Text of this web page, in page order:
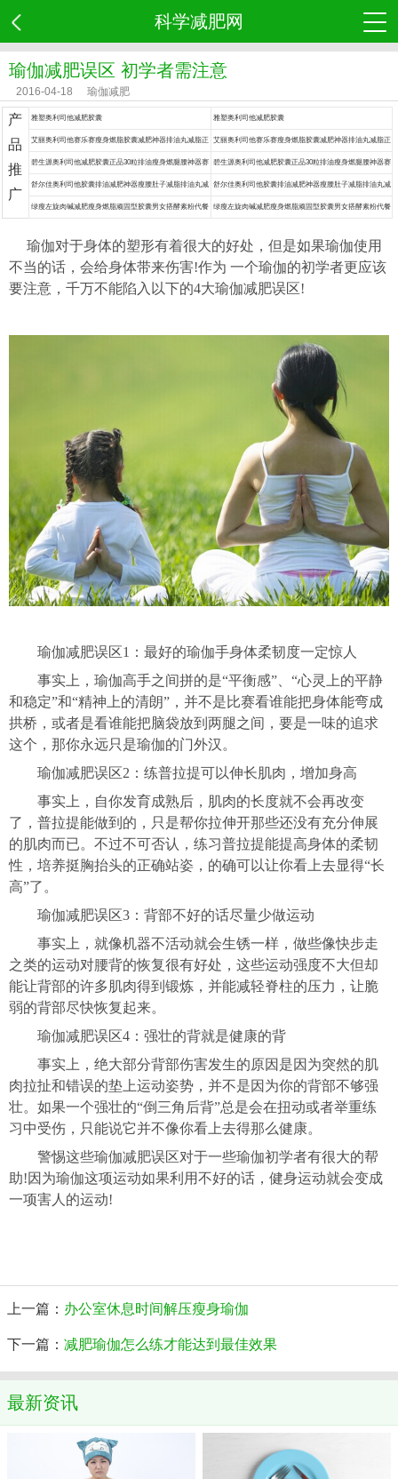
科学减肥网
瑜伽减肥误区 初学者需注意
2016-04-18 瑜伽减肥
产
品
推
广
雅塑奥利司他减肥胶囊 雅塑奥利司他减肥胶囊
艾丽奥利司他赛乐赛瘦身燃脂胶囊减肥神器排油丸减脂正
品药
艾丽奥利司他赛乐赛瘦身燃脂胶囊减肥神器排油丸减脂正
品药
碧生源奥利司他减肥胶囊正品30粒排油瘦身燃腿腰神器赛
乐赛丸脂药
碧生源奥利司他减肥胶囊正品30粒排油瘦身燃腿腰神器赛
乐赛丸脂药
舒尔佳奥利司他胶囊排油减肥神器瘦腰肚子减脂排油丸减
肥药
舒尔佳奥利司他胶囊排油减肥神器瘦腰肚子减脂排油丸减
肥药
绿瘦左旋肉碱减肥瘦身燃脂顽固型胶囊男女搭酵素粉代餐 绿瘦左旋肉碱减肥瘦身燃脂顽固型胶囊男女搭酵素粉代餐
瑜伽对于身体的塑形有着很大的好处，但是如果瑜伽使用
不当的话，会给身体带来伤害!作为 一个瑜伽的初学者更应该
要注意，千万不能陷入以下的4大瑜伽减肥误区!
瑜伽减肥误区1：最好的瑜伽手身体柔韧度一定惊人
事实上，瑜伽高手之间拼的是“平衡感”、“心灵上的平静
和稳定”和“精神上的清朗”，并不是比赛看谁能把身体能弯成
拱桥，或者是看谁能把脑袋放到两腿之间，要是一味的追求
这个，那你永远只是瑜伽的门外汉。
瑜伽减肥误区2：练普拉提可以伸长肌肉，增加身高
事实上，自你发育成熟后，肌肉的长度就不会再改变
了，普拉提能做到的，只是帮你拉伸开那些还没有充分伸展
的肌肉而已。不过不可否认，练习普拉提能提高身体的柔韧
性，培养挺胸抬头的正确站姿，的确可以让你看上去显得“长
高”了。
瑜伽减肥误区3：背部不好的话尽量少做运动
事实上，就像机器不活动就会生锈一样，做些像快步走
之类的运动对腰背的恢复很有好处，这些运动强度不大但却
能让背部的许多肌肉得到锻炼，并能减轻脊柱的压力，让脆
弱的背部尽快恢复起来。
瑜伽减肥误区4：强壮的背就是健康的背
事实上，绝大部分背部伤害发生的原因是因为突然的肌
肉拉扯和错误的垫上运动姿势，并不是因为你的背部不够强
壮。如果一个强壮的“倒三角后背”总是会在扭动或者举重练
习中受伤，只能说它并不像你看上去得那么健康。
警惕这些瑜伽减肥误区对于一些瑜伽初学者有很大的帮
助!因为瑜伽这项运动如果利用不好的话，健身运动就会变成
一项害人的运动!
上一篇： 办公室休息时间解压瘦身瑜伽
下一篇： 减肥瑜伽怎么练才能达到最佳效果
最新资讯